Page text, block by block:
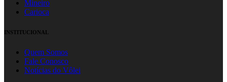
Mineiro
Carioca
INSTITUCIONAL
Quem Somos
Fale Conosco
Notícias do Vôlei